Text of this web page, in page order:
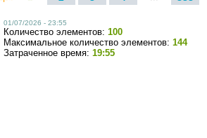
01/07/2026 - 23:55
Количество элементов: 100
Максимальное количество элементов: 144
Затраченное время: 19:55